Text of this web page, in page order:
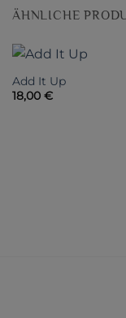
ÄHNLICHE
Add It Up
18,00 €